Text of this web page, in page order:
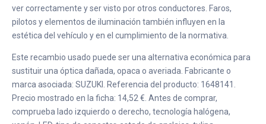
ver correctamente y ser visto por otros conductores. Faros,
pilotos y elementos de iluminación también influyen en la
estética del vehículo y en el cumplimiento de la normativa.
Este recambio usado puede ser una alternativa económica para
sustituir una óptica dañada, opaca o averiada. Fabricante o
marca asociada: SUZUKI. Referencia del producto: 1648141.
Precio mostrado en la ficha: 14,52 €. Antes de comprar,
comprueba lado izquierdo o derecho, tecnología halógena,